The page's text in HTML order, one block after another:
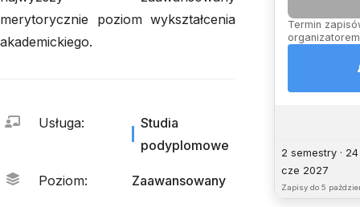
Termin
2 semestry ·
cze 2027
Zapisy do 5
merytorycznie poziom wykształcenia
akademickiego.
Usługa:
Studia
podyplomowe
Poziom: Zaawansowany